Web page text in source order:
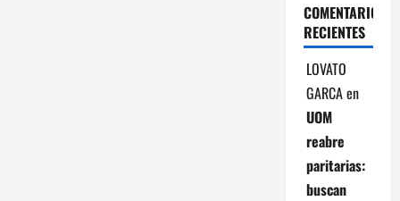
COMENTARIOS
RECIENTES
LOVATO
GARCAen
UOM
reabre
paritarias:
buscan